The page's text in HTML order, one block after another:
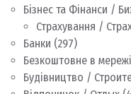
Бізнес та Фінанси /
Страхування /
Банки (297)
Безкоштовне в
Будівництво /